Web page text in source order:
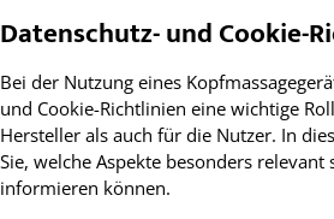
Datenschutz- und Cookie-
Bei der Nutzung eines
und Cookie-Richtlinien eine wichtige
Hersteller als auch für die Nutzer. In
Sie, welche Aspekte besonders relevant
informieren können.